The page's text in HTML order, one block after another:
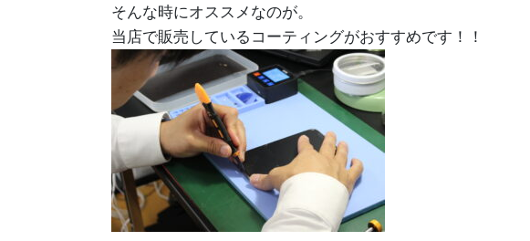
そんな時にオススメなのが。
当店で販売しているコーティングがおすすめです！！